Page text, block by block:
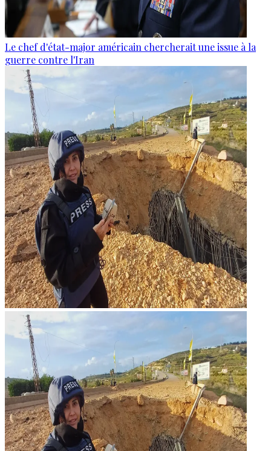
Le chef d'état-major américain chercherait une issue à la
guerre contre l'Iran